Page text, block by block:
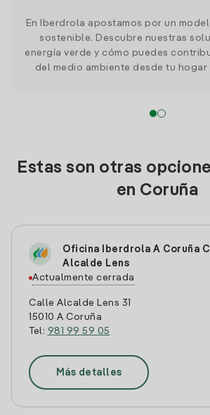
En Iberdrola apostamos por un
sostenible. Descubre nuestras
energía verde y cómo puedes
del medio ambiente desde tu hogar
Estas son otras
en Coruña
Oficina Iberdrola A Coruña
Alcalde Lens
Actualmente cerrada
Calle Alcalde Lens 31
15010 A Coruña
Tel: 981 99 59 05
Más detalles